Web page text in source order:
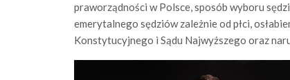
praworządności w Polsce, sposób wyboru
emerytalnego sędziów zależnie od płci,
Konstytucyjnego i Sądu Najwyższego oraz